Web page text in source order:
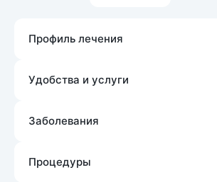
Профиль лечения
Удобства и услуги
Заболевания
Процедуры